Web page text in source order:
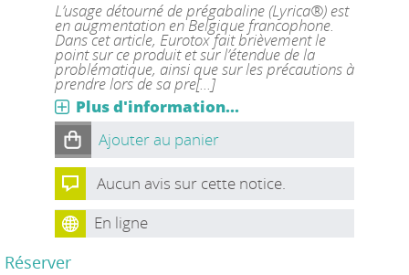
L’usage détourné de prégabaline (Lyrica®) est
en augmentation en Belgique francophone.
Dans cet article, Eurotox fait brièvement le
point sur ce produit et sur l’étendue de la
problématique, ainsi que sur les précautions à
prendre lors de sa pre[...]
Plus d'information...
Ajouter au panier
Aucun avis sur cette notice.
En ligne
Réserver